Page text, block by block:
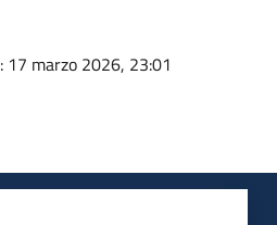
: 17 marzo 2026, 23:01